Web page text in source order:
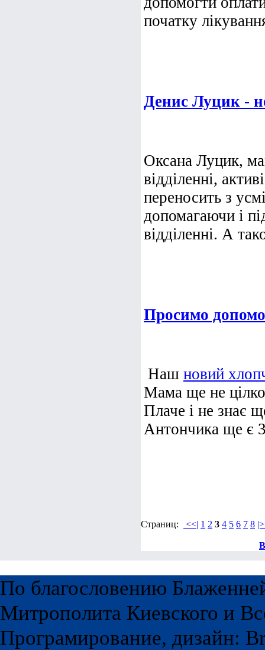
початку
Денис Луцик -
Оксана Луцик,
відділенні,
переносить з
допомагаючи і
відділенні. А
Просимо
Наш новий
Мама ще не
Плаче і не знає
Антончика ще є
Страниц: <<| 1 2 3 4 5 6 7 8
По благословению
Митрополита Киевского и
Програмирование, дизайн: